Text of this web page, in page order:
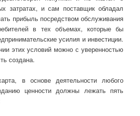
затратах, и сам поставщик обладал
прибыль посредством обслуживания
в тех объемах, которые бы
усилия и инвестиции.
этих условий можно с уверенностью
создана.
в основе деятельности любого
ценности должны лежать пять